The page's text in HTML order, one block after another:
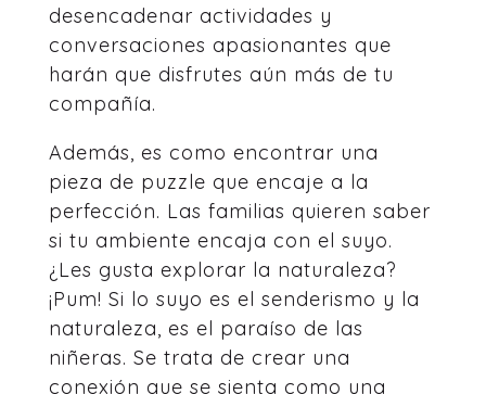
desencadenar actividades y
conversaciones apasionantes que
harán que disfrutes aún más de tu
compañía.
Además, es como encontrar una
pieza de puzzle que encaje a la
perfección. Las familias quieren saber
si tu ambiente encaja con el suyo.
¿Les gusta explorar la naturaleza?
¡Pum! Si lo suyo es el senderismo y la
naturaleza, es el paraíso de las
niñeras. Se trata de crear una
conexión que se sienta como una